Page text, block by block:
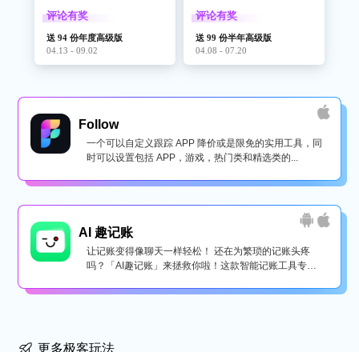
评论有奖
送 94 份年度高级版
04.13 - 09.02
评论有奖
送 99 份半年高级版
04.08 - 07.20
Follow
一个可以自定义跟踪 APP 降价或是限免的实用工具，同
时可以设置包括 APP，游戏，热门类和精选类的...
AI 趣记账
让记账变得像聊天一样轻松！ 还在为繁琐的记账头疼
吗？「AI趣记账」来拯救你啦！这款智能记账工具专为
更多极客玩法